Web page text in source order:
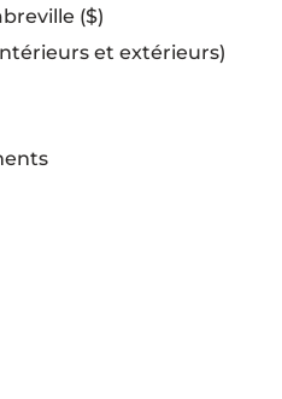
($)
et extérieurs)